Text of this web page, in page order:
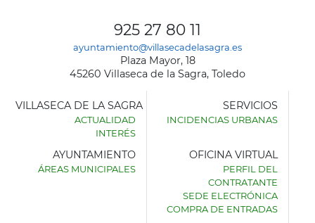
925 27 80 11
ayuntamiento@villasecadelasagra.es
Plaza Mayor, 18
45260 Villaseca de la Sagra, Toledo
AYUNTAMIENTO
VILLASECA DE LA SAGRA
ACTUALIDAD
INTERÉS
SERVICIOS
INCIDENCIAS URBANAS
AYUNTAMIENTO
ÁREAS MUNICIPALES
OFICINA VIRTUAL
PERFIL DEL
CONTRATANTE
SEDE ELECTRÓNICA
COMPRA DE ENTRADAS